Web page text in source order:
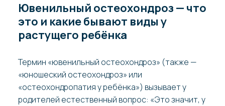
Ювенильный остеохондроз — что
это и какие бывают виды у
растущего ребёнка
Термин «ювенильный остеохондроз» (также —
«юношеский остеохондроз» или
«остеохондропатия у ребёнка») вызывает у
родителей естественный вопрос: «Это значит, у